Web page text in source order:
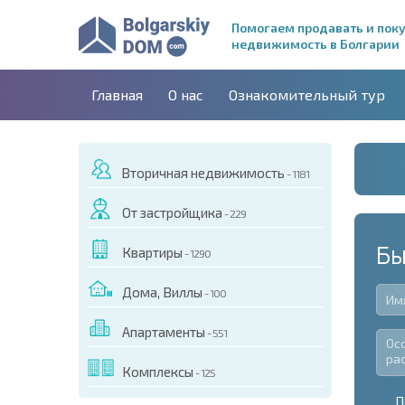
Помогаем продавать и
недвижимость в Болгарии
Главная О нас Ознакомительный тур
Вторичная недвижимость - 1181
От застройщика - 229
Квартиры - 1290
Дома, Виллы - 100
Апартаменты - 551
Комплексы - 125